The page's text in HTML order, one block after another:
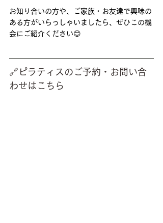
お知り合いの方や、ご家族・お友達で興味の
ある方がいらっしゃいましたら、ぜひこの機
会にご紹介ください😊
🔗ピラティスのご予約・お問い合
わせはこちら